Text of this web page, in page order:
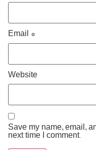
Email *
Website
Save my name, email,
next time I comment.